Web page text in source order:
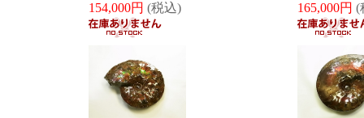
154,000円 (税込)
165,000円 (